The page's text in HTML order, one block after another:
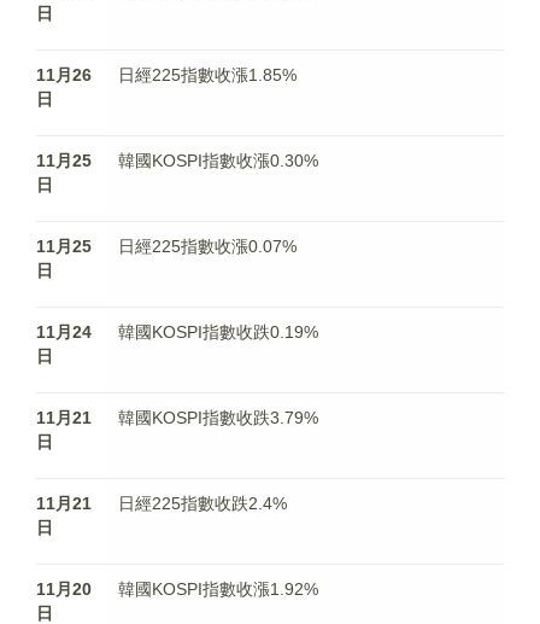
日
11月26
日
日經225指數收漲1.85%
11月25
日
韓國KOSPI指數收漲0.30%
11月25
日
日經225指數收漲0.07%
11月24
日
韓國KOSPI指數收跌0.19%
11月21
日
韓國KOSPI指數收跌3.79%
11月21
日
日經225指數收跌2.4%
11月20
日
韓國KOSPI指數收漲1.92%